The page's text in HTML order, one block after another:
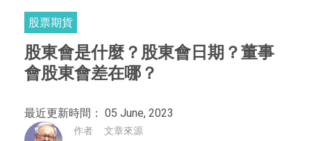
股票期貨
股東會是什麼？股東會日期？董事
會股東會差在哪？
最近更新時間： 05 June, 2023
作者 文章來源